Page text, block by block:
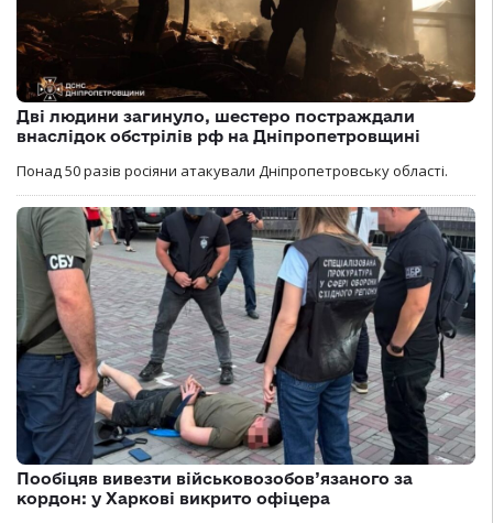
Дві людини загинуло, шестеро постраждали
внаслідок обстрілів рф на Дніпропетровщині
Понад 50 разів росіяни атакували Дніпропетровську області.
Пообіцяв вивезти військовозобов’язаного за
кордон: у Харкові викрито офіцера